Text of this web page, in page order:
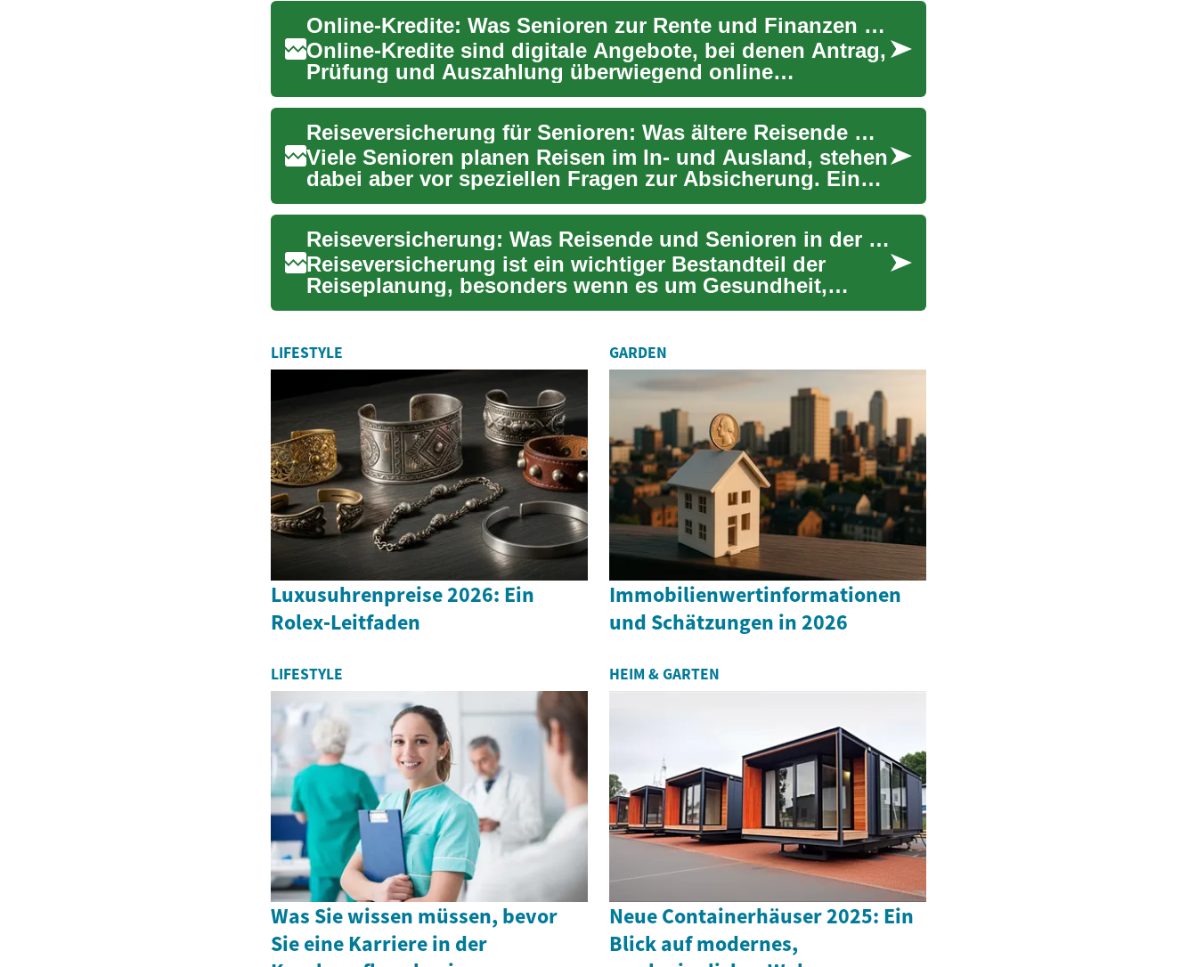
Online-Kredite: Was Senioren zur Rente und Finanzen wissen sollten
Online-Kredite sind digitale Angebote, bei denen Antrag,
Prüfung und Auszahlung überwiegend online
abgewickelt werden...
Reiseversicherung für Senioren: Was ältere Reisende wissen sollten
Viele Senioren planen Reisen im In- und Ausland, stehen
dabei aber vor speziellen Fragen zur Absicherung. Eine
passen...
Reiseversicherung: Was Reisende und Senioren in der Schweiz wissen sollten
Reiseversicherung ist ein wichtiger Bestandteil der
Reiseplanung, besonders wenn es um Gesundheit,
Stornierungen oder...
LIFESTYLE
Luxusuhrenpreise 2026: Ein
Rolex‑Leitfaden
GARDEN
Immobilienwertinformationen
und Schätzungen in 2026
LIFESTYLE
Was Sie wissen müssen, bevor
Sie eine Karriere in der
HEIM & GARTEN
Neue Containerhäuser 2025: Ein
Blick auf modernes,